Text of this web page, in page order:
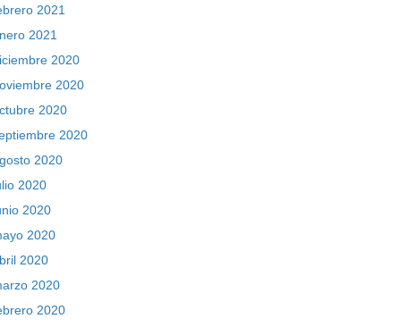
2021
2021
2020
2020
2020
2020
2020
2020
2020
2020
2020
2020
2020